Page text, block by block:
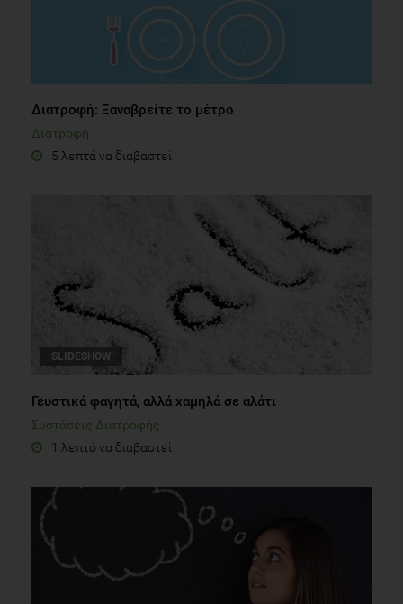
Διατροφή: Ξαναβρείτε το μέτρο
Διατροφή
5 λεπτά να διαβαστεί
SLIDESHOW
Γευστικά φαγητά, αλλά χαμηλά σε αλάτι
Συστάσεις Διατροφής
1 λεπτό να διαβαστεί